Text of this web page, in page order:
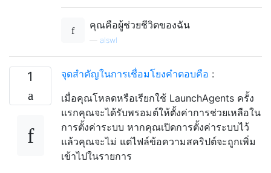
คุณคือผู้ช่วยชีวิตของฉัน
alswl
1 จุดสำคัญในการเชื่อมโยงคำตอบคือ :
เมื่อคุณโหลดหรือเรียกใช้ LaunchAgents ครั้ง
แรกคุณจะได้รับพรอมต์ให้ตั้งค่าการช่วยเหลือใน
การตั้งค่าระบบ หากคุณเปิดการตั้งค่าระบบไว้
แล้วคุณจะไม่ แต่ไฟล์ข้อความสคริปต์จะถูกเพิ่ม
เข้าไปในรายการ